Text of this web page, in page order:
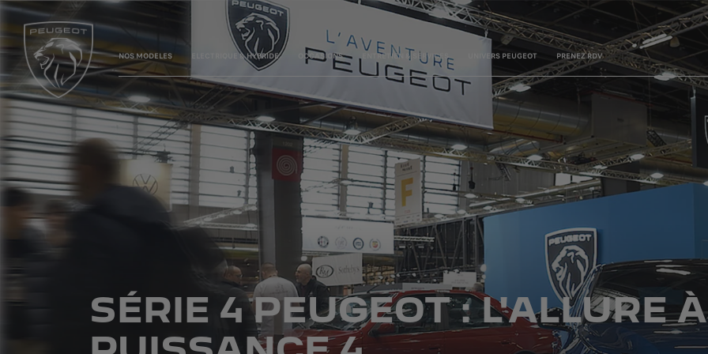
NOS MODELES ELECTRIQUE & HYBRIDE OCCASIONS ENTRETIEN & SERVICES UNIVERS PEUGEOT PRENEZ RDV
SÉRIE 4 PEUGEOT : L'ALLURE